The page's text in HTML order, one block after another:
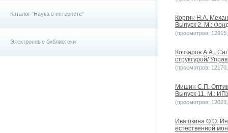
Каталог "Наука в интернете"
Электронные библиотеки
Коргин Н.А.
Выпуск 2. М.:
(просмотров:
Кочкаров А.А.,
структурой/
(просмотров:
Мишин С.П.
Выпуск 11. М.:
(просмотров:
Ивашкина О.О.
естественной